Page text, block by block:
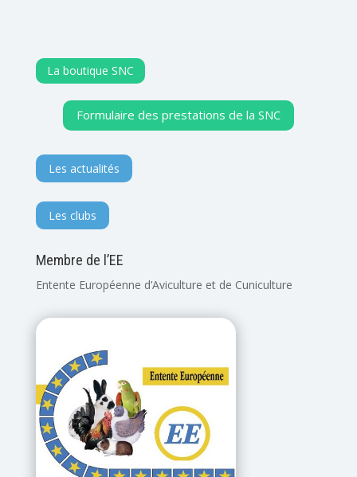
La boutique SNC
Formulaire des prestations de la SNC
Les actualités
Les clubs
Membre de l’EE
Entente Européenne d’Aviculture et de Cuniculture